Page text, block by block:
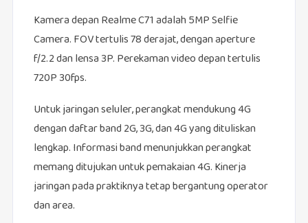
Kamera depan Realme C71 adalah 5MP Selfie
Camera. FOV tertulis 78 derajat, dengan aperture
f/2.2 dan lensa 3P. Perekaman video depan tertulis
720P 30fps.
Untuk jaringan seluler, perangkat mendukung 4G
dengan daftar band 2G, 3G, dan 4G yang dituliskan
lengkap. Informasi band menunjukkan perangkat
memang ditujukan untuk pemakaian 4G. Kinerja
jaringan pada praktiknya tetap bergantung operator
dan area.